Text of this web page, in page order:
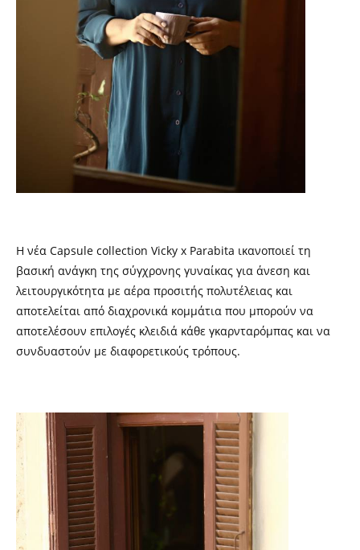
Η νέα Capsule collection Vicky x Parabita ικανοποιεί τη
βασική ανάγκη της σύγχρονης γυναίκας για άνεση και
λειτουργικότητα με αέρα προσιτής πολυτέλειας και
αποτελείται από διαχρονικά κομμάτια που μπορούν να
αποτελέσουν επιλογές κλειδιά κάθε γκαρνταρόμπας και να
συνδυαστούν με διαφορετικούς τρόπους.